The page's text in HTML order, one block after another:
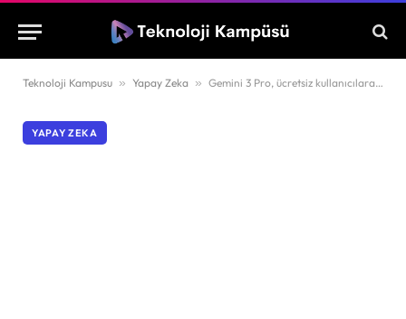
Teknoloji Kampusu » Yapay Zeka » Gemini 3 Pro, ücretsiz kullanıcılara yeni sınır getirdi
YAPAY ZEKA